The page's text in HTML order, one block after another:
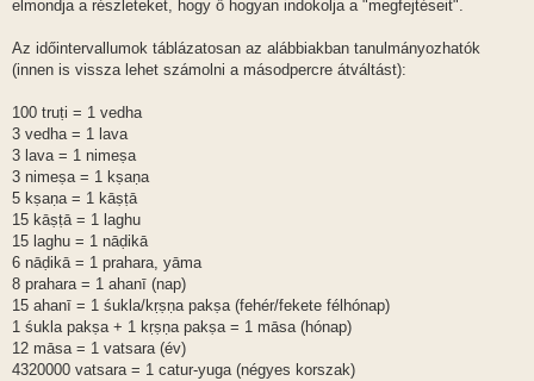
elmondja a részleteket, hogy ő hogyan indokolja a "megfejtéseit".
Az időintervallumok táblázatosan az alábbiakban tanulmányozhatók
(innen is vissza lehet számolni a másodpercre átváltást):
100 truṭi = 1 vedha
3 vedha = 1 lava
3 lava = 1 nimeṣa
3 nimeṣa = 1 kṣaṇa
5 kṣaṇa = 1 kāṣṭā
15 kāṣṭā = 1 laghu
15 laghu = 1 nāḍikā
6 nāḍikā = 1 prahara, yāma
8 prahara = 1 ahanī (nap)
15 ahanī = 1 śukla/kṛṣṇa pakṣa (fehér/fekete félhónap)
1 śukla pakṣa + 1 kṛṣṇa pakṣa = 1 māsa (hónap)
12 māsa = 1 vatsara (év)
4320000 vatsara = 1 catur-yuga (négyes korszak)